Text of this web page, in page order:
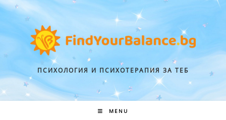
ПСИХОЛОГИЯ И ПСИХОТЕРАПИЯ ЗА ТЕБ
MENU